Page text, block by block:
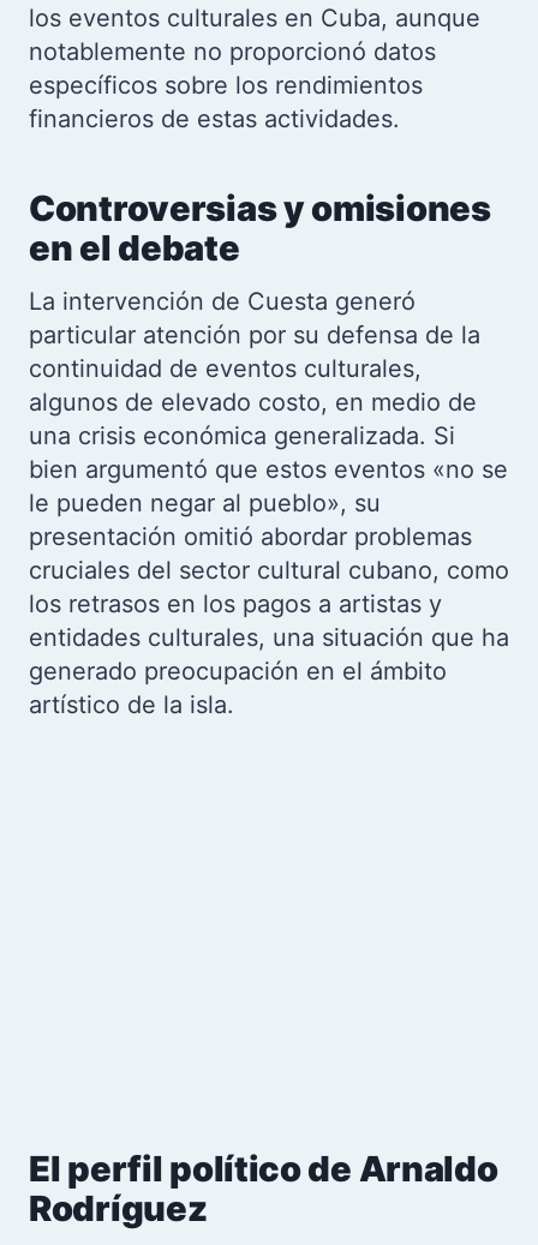
los eventos culturales en Cuba, aunque
notablemente no proporcionó datos
específicos sobre los rendimientos
financieros de estas actividades.
Controversias y omisiones
en el debate
La intervención de Cuesta generó
particular atención por su defensa de la
continuidad de eventos culturales,
algunos de elevado costo, en medio de
una crisis económica generalizada. Si
bien argumentó que estos eventos «no se
le pueden negar al pueblo», su
presentación omitió abordar problemas
cruciales del sector cultural cubano, como
los retrasos en los pagos a artistas y
entidades culturales, una situación que ha
generado preocupación en el ámbito
artístico de la isla.
El perfil político de Arnaldo
Rodríguez